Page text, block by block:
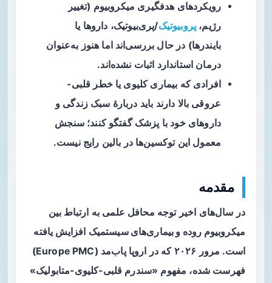
رویکردهای هدفگیری میکروبیوم (تغییر
رژیم، پروبیوتیک/پری‌بیوتیک، داروها یا
بایندرها) در حال بررسی‌اند اما هنوز به‌عنوان
درمان استاندارد اثبات نشده‌اند.
افرادی که بیماری کلیوی یا خطر قلبی-
عروقی بالا دارند باید دربارهٔ سبک زندگی و
داروهای خود با پزشک گفتگو کنند؛ سنجش
معمول این توکسین‌ها در بالین رایج نیست.
مقدمه
در سال‌های اخیر توجه محافل علمی به ارتباط بین
میکروبیوم روده و بیماری‌های سیستمیک افزایش یافته
است. مرور ۲۰۲۶ که در اروپا پاب‌مد (Europe PMC)
فهرست شده، مفهوم «سندرم قلبی-کلیوی-متابولیک»